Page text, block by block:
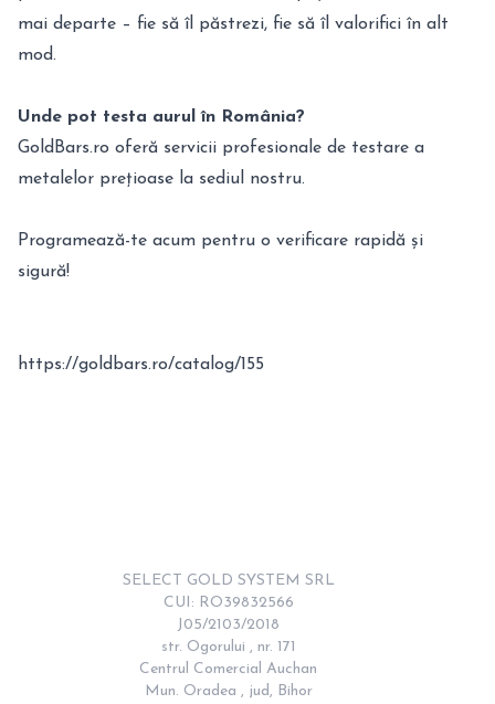
mai departe – fie să îl păstrezi, fie să îl valorifici în alt
mod.
Unde pot testa aurul în România?
GoldBars.ro oferă servicii profesionale de testare a
metalelor prețioase la sediul nostru.
Programează-te acum pentru o verificare rapidă și
sigură!
https://goldbars.ro/catalog/155
SELECT GOLD SYSTEM SRL
CUI: RO39832566
J05/2103/2018
str. Ogorului , nr. 171
Centrul Comercial Auchan
Mun. Oradea , jud, Bihor